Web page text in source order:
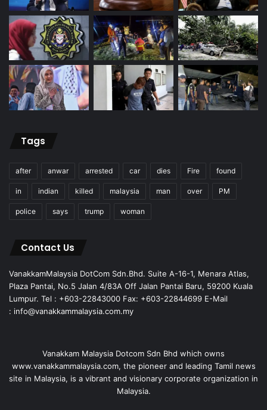
Tags
after anwar arrested car dies Fire found
in indian killed malaysia man over PM
police says trump woman
Contact Us
VanakkamMalaysia DotCom Sdn.Bhd. Suite A-16-1, Menara Atlas,
Plaza Pantai, No.5 Jalan 4/83A Off Jalan Pantai Baru, 59200 Kuala
Lumpur. Tel : +603-22843000 Fax: +603-22844699 E-Mail
: info@vanakkammalaysia.com.my
Vanakkam Malaysia Dotcom Sdn Bhd which owns
www.vanakkammalaysia.com, the pioneer and leading Tamil news
site in Malaysia, is a vibrant and visionary corporate organization in
Malaysia.